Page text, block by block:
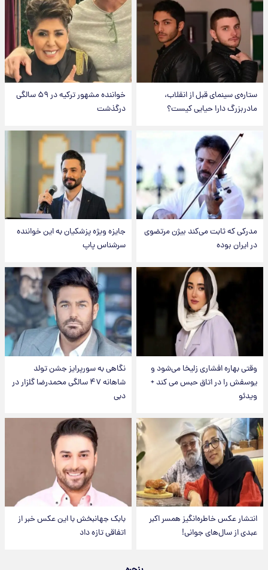
ستاره‌ی سینمای قبل از انقلاب،
مادربزرگ دارا حیایی کیست؟
خواننده مشهور ترکیه در ۵۹ سالگی
درگذشت
مدرکی که ثابت می‌کند بیژن مرتضوی
در ایران بوده
جایزه ویژه پزشکیان به این خواننده
سرشناس پاپ
وقتی بهاره افشاری زلیخا می‌شود و
یوسفش را در اتاق حبس می کند +
ویدئو
نگاهی به سورپرایز جشن تولد
شاهانه ۴۷ سالگی محمدرضا گلزار در
دبی
انتشار عکس خاطره‌انگیز همسر اکبر
عبدی از سال‌های جوانی!
بابک جهانبخش با این عکس خبر از
اتفاقی تازه داد